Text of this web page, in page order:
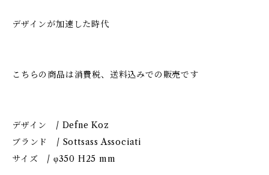
デザインが加速した時代
こちらの商品は消費税、送料込みでの販売です
デザイン / Defne Koz
ブランド / Sottsass Associati
サイズ / φ350 H25 mm